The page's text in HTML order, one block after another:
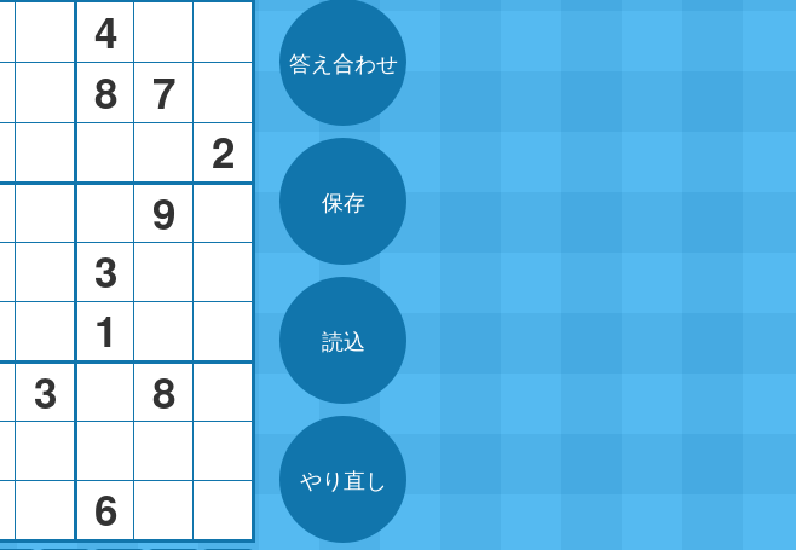
4
8
7
2
9
3
1
3
8
6
答え合わせ
保存
読込
やり直し